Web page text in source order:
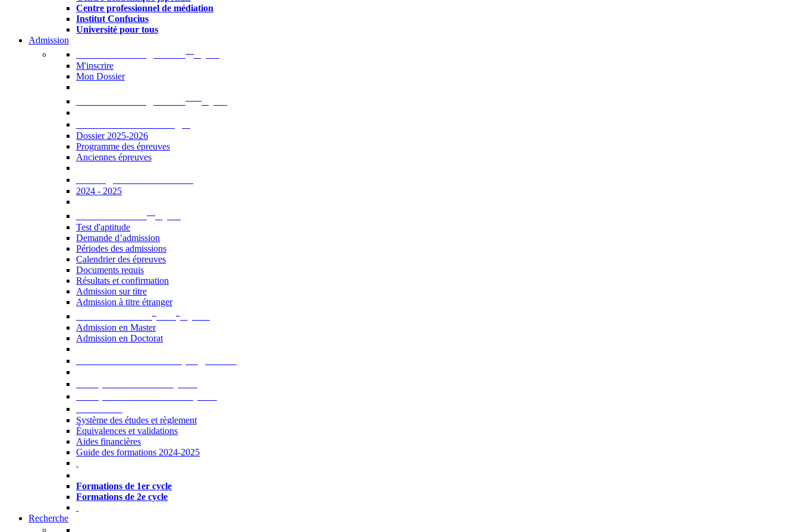
Centre professionnel de médiation
Institut Confucius
Université pour tous
Admission
M'inscrire
Mon Dossier
Dossier 2025-2026
Programme des épreuves
Anciennes épreuves
2024 - 2025
Test d'aptitude
Demande d’admission
Périodes des admissions
Calendrier des épreuves
Documents requis
Résultats et confirmation
Admission sur titre
Admission à titre étranger
Admission en Master
Admission en Doctorat
Système des études et règlement
Équivalences et validations
Aides financières
Guide des formations 2024-2025
Formations de 1er cycle
Formations de 2e cycle
Recherche